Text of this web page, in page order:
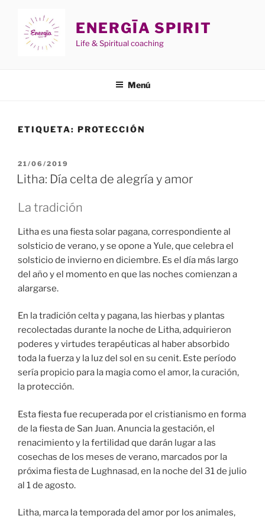
contenido
ENERGĪA SPIRIT
Life & Spiritual coaching
Menú
ETIQUETA: PROTECCIÓN
PUBLICADO
EL
21/06/2019
Litha: Día celta de alegría y amor
La tradición
Litha es una fiesta solar pagana, correspondiente al
solsticio de verano, y se opone a Yule, que celebra el
solsticio de invierno en diciembre. Es el día más largo
del año y el momento en que las noches comienzan a
alargarse.
En la tradición celta y pagana, las hierbas y plantas
recolectadas durante la noche de Litha, adquirieron
poderes y virtudes terapéuticas al haber absorbido
toda la fuerza y ​​la luz del sol en su cenit. Este período
sería propicio para la magia como el amor, la curación,
la protección.
Esta fiesta fue recuperada por el cristianismo en forma
de la fiesta de San Juan. Anuncia la gestación, el
renacimiento y la fertilidad que darán lugar a las
cosechas de los meses de verano, marcados por la
próxima fiesta de Lughnasad, en la noche del 31 de julio
al 1 de agosto.
Litha, marca la temporada del amor por los animales,